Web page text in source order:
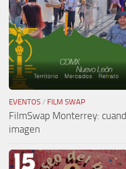
EVENTOS / FILM SWAP
FilmSwap Monterrey:
imagen